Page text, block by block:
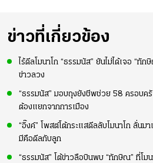
ข่าวที่เกี่ยวข้อง
ไร้ดีลโมนาโก “ธรรมนัส” ยันไม่ได้เจอ “ทั
ข่าวลวง
“ธรรมนัส” มอบถุงยังชีพช่วย 58 ครอบครั
ต้องแยกจากการเมือง
“อิ๊งค์” โพสต์โต้กระแสดีลลับโมนาโก ลั่น
มีคือดีลกับลูก
“ธรรมนัส” โต้ข่าวลือบินพบ “ทักษิณ” ที่โมน